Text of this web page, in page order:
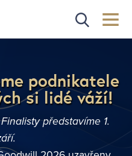
podnikatele
si lidé váží!
představíme 1.